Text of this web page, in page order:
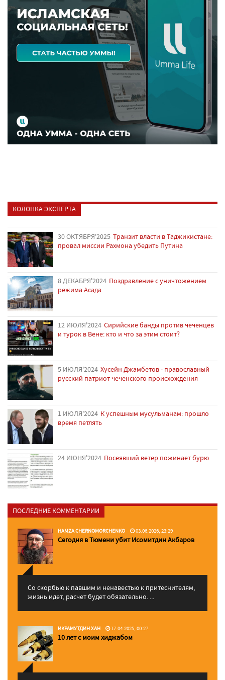
КОЛОНКА ЭКСПЕРТА
30 ОКТЯБРЯ'2025 Транзит власти в Таджикистане:
провал миссии Рахмона убедить Путина
8 ДЕКАБРЯ'2024 Поздравление с уничтожением
режима Асада
12 ИЮЛЯ'2024 Сирийские банды против чеченцев
и турок в Вене: кто и что за этим стоит?
5 ИЮЛЯ'2024 Хусейн Джамбетов - православный
русский патриот чеченского происхождения
1 ИЮЛЯ'2024 К успешным мусульманам: прошло
время петлять
24 ИЮНЯ'2024 Посеявший ветер пожинает бурю
ПОСЛЕДНИЕ КОММЕНТАРИИ
HAMZA CHERNOMORCHENKO 03.06.2026, 23:29
Сегодня в Тюмени убит Исомитдин Акбаров
Со скорбью к павшим и ненавестью к притеснителям,
жизнь идет, расчет будет обязательно. ...
ИКРАМУТДИН ХАН 17.04.2025, 00:27
10 лет с моим хиджабом